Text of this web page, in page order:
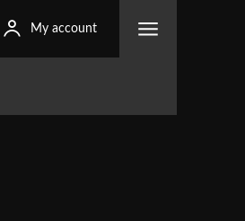
My account